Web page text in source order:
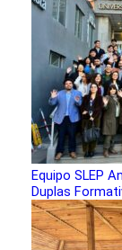
Equipo SLEP
Duplas